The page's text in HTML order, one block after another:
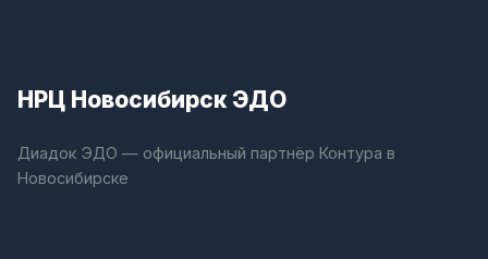
НРЦ Новосибирск ЭДО
Диадок ЭДО — официальный партнёр Контура в
Новосибирске